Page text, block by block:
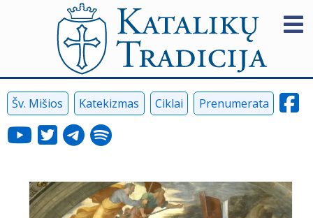
Šv. Mišios Katekizmas Ciklai Prenumerata